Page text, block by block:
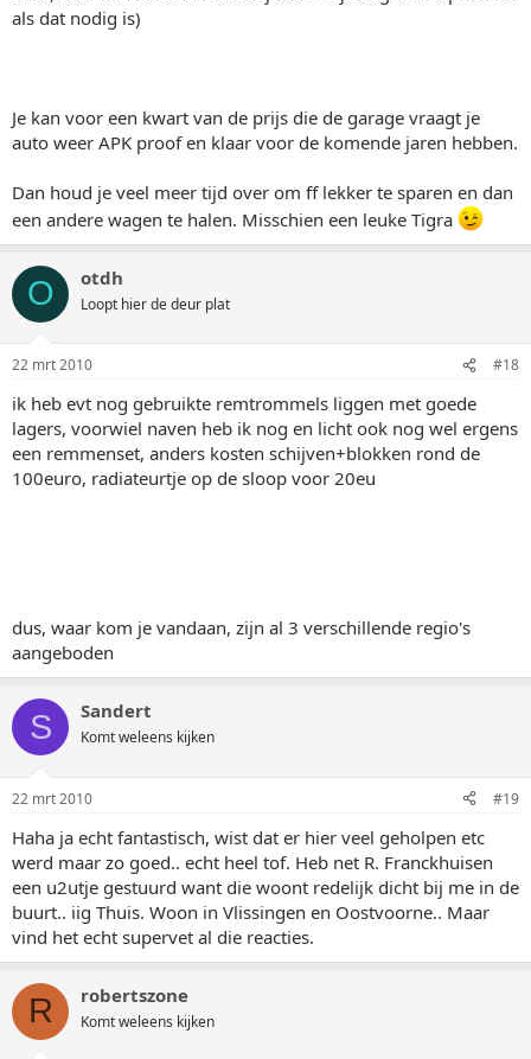
als dat nodig is)
Je kan voor een kwart van de prijs die de garage vraagt je
auto weer APK proof en klaar voor de komende jaren hebben.
Dan houd je veel meer tijd over om ff lekker te sparen en dan
een andere wagen te halen. Misschien een leuke Tigra
O otdh
Loopt hier de deur plat
22 mrt 2010 #18
ik heb evt nog gebruikte remtrommels liggen met goede
lagers, voorwiel naven heb ik nog en licht ook nog wel ergens
een remmenset, anders kosten schijven+blokken rond de
100euro, radiateurtje op de sloop voor 20eu
dus, waar kom je vandaan, zijn al 3 verschillende regio's
aangeboden
S Sandert
Komt weleens kijken
22 mrt 2010 #19
Haha ja echt fantastisch, wist dat er hier veel geholpen etc
werd maar zo goed.. echt heel tof. Heb net R. Franckhuisen
een u2utje gestuurd want die woont redelijk dicht bij me in de
buurt.. iig Thuis. Woon in Vlissingen en Oostvoorne.. Maar
vind het echt supervet al die reacties.
R robertszone
Komt weleens kijken